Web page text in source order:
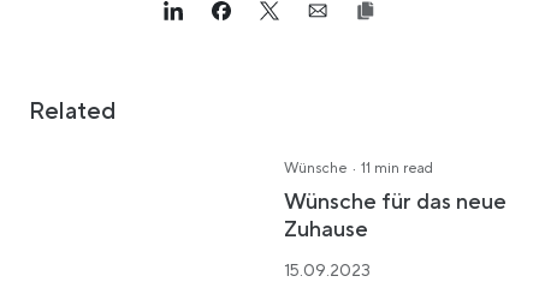
Link opens in a new tab
>Share on Linkedin
Link opens in a new tab
>Share on Facebook
Link opens in a new tab
>Share on Twitter
Link opens in a new tab
>Share on Email
Related
Wünsche · 11 min read
Wünsche für das neue
Zuhause
15.09.2023